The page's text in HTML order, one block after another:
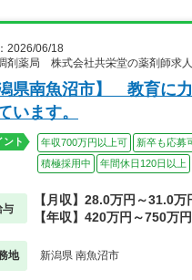
2026/06/18
剤薬局 株式会社共栄堂の薬剤師求人
潟県南魚沼市】 教育に
います。
ント 年収700万円以上可 新卒も応募
積極採用中
年間休日120日以上
与
【月収】28.0万円～31.0
【年収】420万円～750万円
地 新潟県 南魚沼市